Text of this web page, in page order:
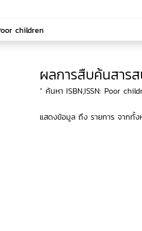
ผลการสืบค้นสาร
“ ค้นหา ISBN,ISSN: Poor
แสดงข้อมูล ถึง รายการ จากทั้